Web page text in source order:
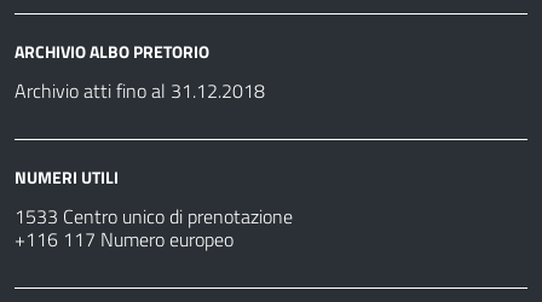
ARCHIVIO ALBO PRETORIO
Archivio atti fino al 31.12.2018
NUMERI UTILI
1533 Centro unico di prenotazione
+116 117 Numero europeo